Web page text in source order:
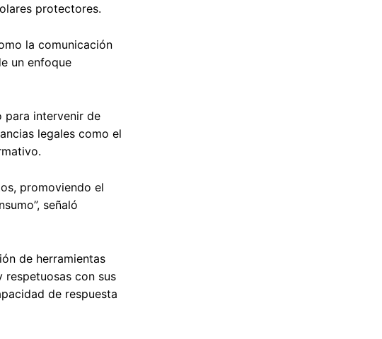
protectores.
la comunicación
un enfoque
para intervenir de
legales como el
promoviendo el
señaló
de herramientas
respetuosas con sus
de respuesta